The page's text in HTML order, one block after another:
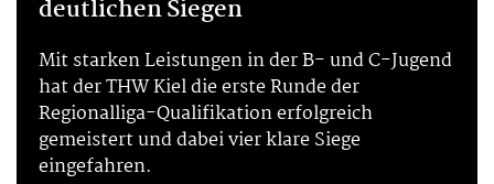
deutlichen Siegen
Mit starken Leistungen in der B- und C-Jugend
hat der THW Kiel die erste Runde der
Regionalliga-Qualifikation erfolgreich
gemeistert und dabei vier klare Siege
eingefahren.